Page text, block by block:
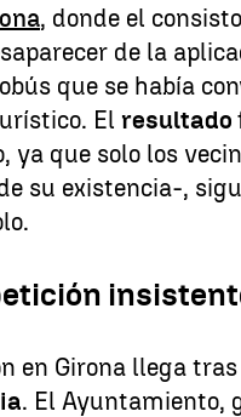
, donde el
de la
que se había
El resultado
ya que solo los
su existencia-,
en Girona llega
. El Ayuntamiento,